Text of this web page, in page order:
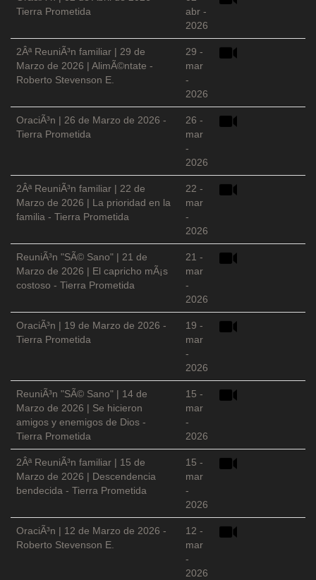
Tierra Prometida
abr -
2026
2Âª ReuniÃ³n familiar | 29 de
Marzo de 2026 | AlimÃ©ntate -
Roberto Stevenson E.
29 -
mar
-
2026
OraciÃ³n | 26 de Marzo de 2026 -
Tierra Prometida
26 -
mar
-
2026
2Âª ReuniÃ³n familiar | 22 de
Marzo de 2026 | La prioridad en la
familia - Tierra Prometida
22 -
mar
-
2026
ReuniÃ³n "SÃ© Sano" | 21 de
Marzo de 2026 | El capricho mÃ¡s
costoso - Tierra Prometida
21 -
mar
-
2026
OraciÃ³n | 19 de Marzo de 2026 -
Tierra Prometida
19 -
mar
-
2026
ReuniÃ³n "SÃ© Sano" | 14 de
Marzo de 2026 | Se hicieron
amigos y enemigos de Dios -
Tierra Prometida
15 -
mar
-
2026
2Âª ReuniÃ³n familiar | 15 de
Marzo de 2026 | Descendencia
bendecida - Tierra Prometida
15 -
mar
-
2026
OraciÃ³n | 12 de Marzo de 2026 -
Roberto Stevenson E.
12 -
mar
-
2026